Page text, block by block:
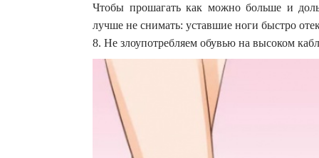
Чтобы прошагать как можно больше и
лучше не снимать: уставшие ноги быстро
8. Не злоупотребляем обувью на высоком